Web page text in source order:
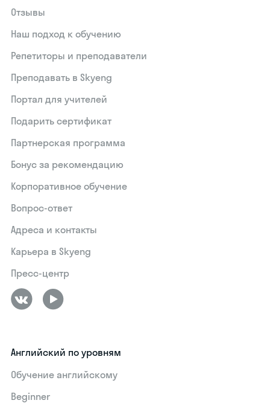
Отзывы
Наш подход к обучению
Репетиторы и преподаватели
Преподавать в Skyeng
Портал для учителей
Подарить сертификат
Партнерская программа
Бонус за рекомендацию
Корпоративное обучение
Вопрос-ответ
Адреса и контакты
Карьера в Skyeng
Пресс-центр
Английский по уровням
Обучение английскому
Beginner